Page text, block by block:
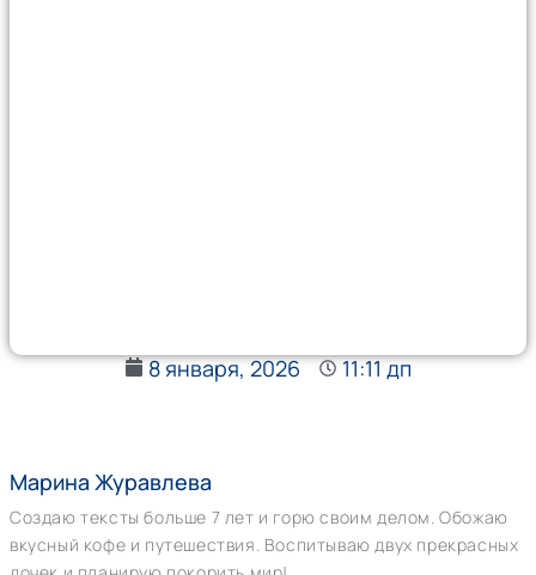
8 января, 2026 11:11 дп
Марина Журавлева
Создаю тексты больше 7 лет и горю своим делом. Обожаю
вкусный кофе и путешествия. Воспитываю двух прекрасных